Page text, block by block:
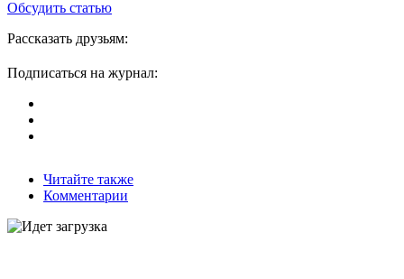
Обсудить статью
Рассказать друзьям:
Подписаться на журнал:
Читайте также
Комментарии